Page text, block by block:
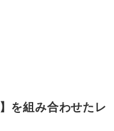
を組み合わせたレ